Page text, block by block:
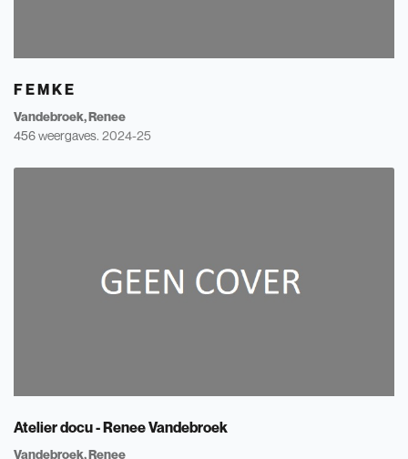
F E M K E
Vandebroek, Renee
456 weergaves. 2024-25
Atelier docu - Renee Vandebroek
Vandebroek, Renee